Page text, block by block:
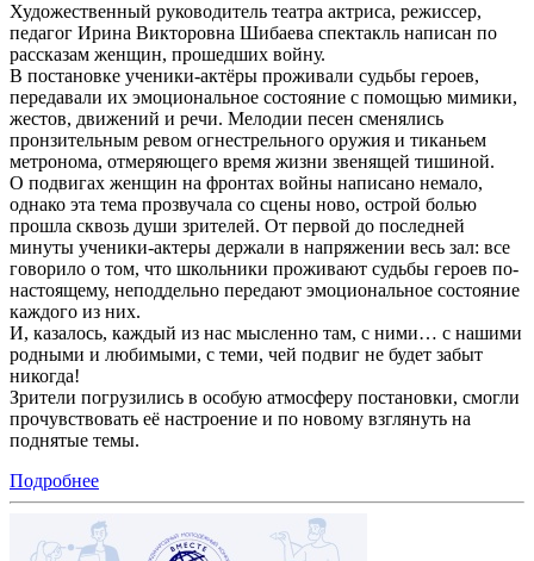
Художественный руководитель театра актриса, режиссер,
педагог Ирина Викторовна Шибаева спектакль написан по
рассказам женщин, прошедших войну.
В постановке ученики-актёры проживали судьбы героев,
передавали их эмоциональное состояние с помощью мимики,
жестов, движений и речи. Мелодии песен сменялись
пронзительным ревом огнестрельного оружия и тиканьем
метронома, отмеряющего время жизни звенящей тишиной.
О подвигах женщин на фронтах войны написано немало,
однако эта тема прозвучала со сцены ново, острой болью
прошла сквозь души зрителей. От первой до последней
минуты ученики-актеры держали в напряжении весь зал: все
говорило о том, что школьники проживают судьбы героев по-
настоящему, неподдельно передают эмоциональное состояние
каждого из них.
И, казалось, каждый из нас мысленно там, с ними… с нашими
родными и любимыми, с теми, чей подвиг не будет забыт
никогда!
Зрители погрузились в особую атмосферу постановки, смогли
прочувствовать её настроение и по новому взглянуть на
поднятые темы.
Подробнее